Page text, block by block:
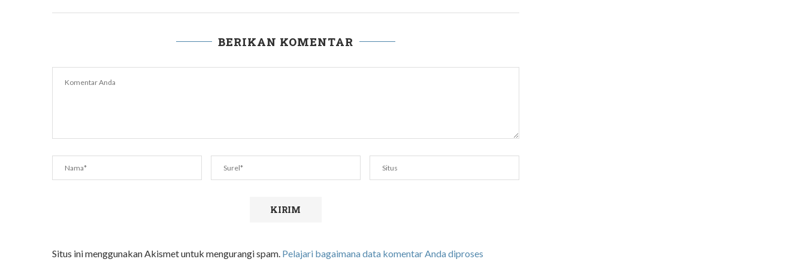
BERIKAN KOMENTAR
Situs ini menggunakan Akismet untuk mengurangi spam. Pelajari bagaimana data komentar Anda diproses